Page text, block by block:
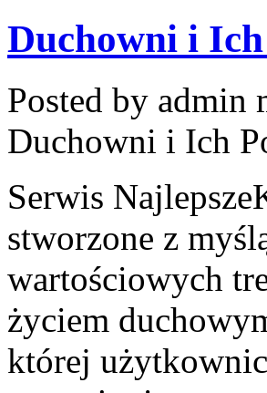
Duchowni i Ich
Posted by admin
Duchowni i Ich
Serwis
stworzone z
wartościowych
życiem
której